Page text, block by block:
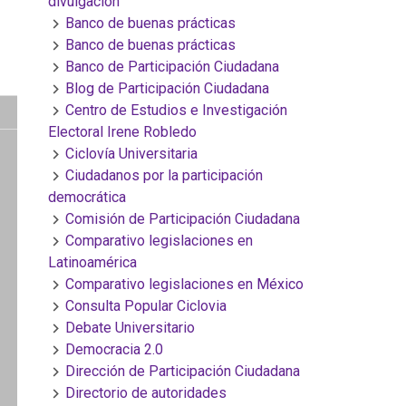
Banco de buenas prácticas
Banco de buenas prácticas
Banco de Participación Ciudadana
Blog de Participación Ciudadana
Centro de Estudios e Investigación
Electoral Irene Robledo
Ciclovía Universitaria
Ciudadanos por la participación
democrática
Comisión de Participación Ciudadana
Comparativo legislaciones en
Latinoamérica
Comparativo legislaciones en México
Consulta Popular Ciclovia
Debate Universitario
Democracia 2.0
Dirección de Participación Ciudadana
Directorio de autoridades